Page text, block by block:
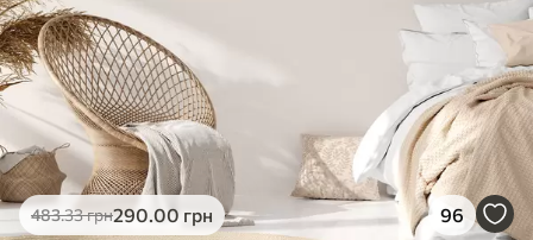
✓Яскраві, насичені кольори
✓Стійкість до вицвітання
✓Безпечне чорнило без запаху
✓Поверхня з текстурою полотна
✗Екологічний матеріал
Еко-Преміум
.00грн
483.33грн290.00 грн 96